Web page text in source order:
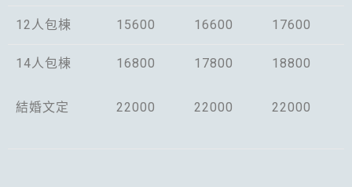
12人包棟 15600 16600 17600
14人包棟
結婚文定
16800
22000
17800
22000
18800
22000